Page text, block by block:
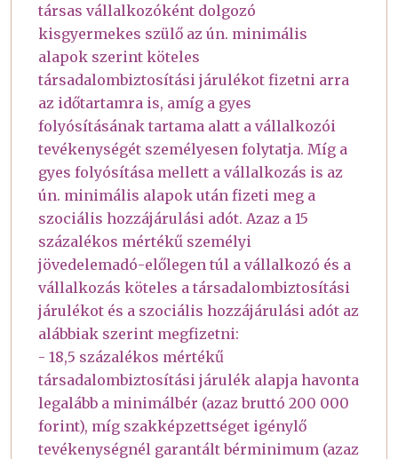
társas vállalkozóként dolgozó
kisgyermekes szülő az ún. minimális
alapok szerint köteles
társadalombiztosítási járulékot fizetni arra
az időtartamra is, amíg a gyes
folyósításának tartama alatt a vállalkozói
tevékenységét személyesen folytatja. Míg a
gyes folyósítása mellett a vállalkozás is az
ún. minimális alapok után fizeti meg a
szociális hozzájárulási adót. Azaz a 15
százalékos mértékű személyi
jövedelemadó-előlegen túl a vállalkozó és a
vállalkozás köteles a társadalombiztosítási
járulékot és a szociális hozzájárulási adót az
alábbiak szerint megfizetni:
- 18,5 százalékos mértékű
társadalombiztosítási járulék alapja havonta
legalább a minimálbér (azaz bruttó 200 000
forint), míg szakképzettséget igénylő
tevékenységnél garantált bérminimum (azaz